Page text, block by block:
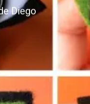
Diego